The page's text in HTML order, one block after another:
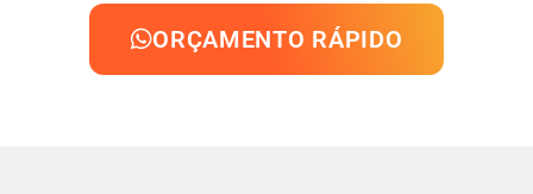
ORÇAMENTO RÁPIDO